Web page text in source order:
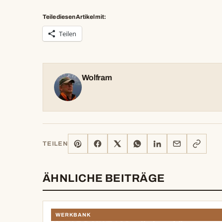
Teile diesen Artikel mit:
Teilen
Wolfram
TEILEN
PINTERESTFACEBOOK WHATSAPPLINKEDIN
MAIL
LINK
KOPIEREN
ÄHNLICHE BEITRÄGE
WERKBANK